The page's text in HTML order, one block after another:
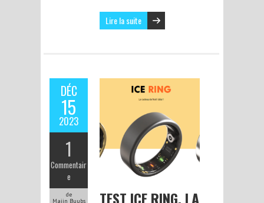
Lire la suite
DÉC
15
2023
1
Commentair
e
de
Majin Buubs
TEST ICE RING, LA